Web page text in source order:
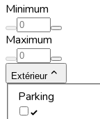
Minimum
Maximum
Extérieur
Parking